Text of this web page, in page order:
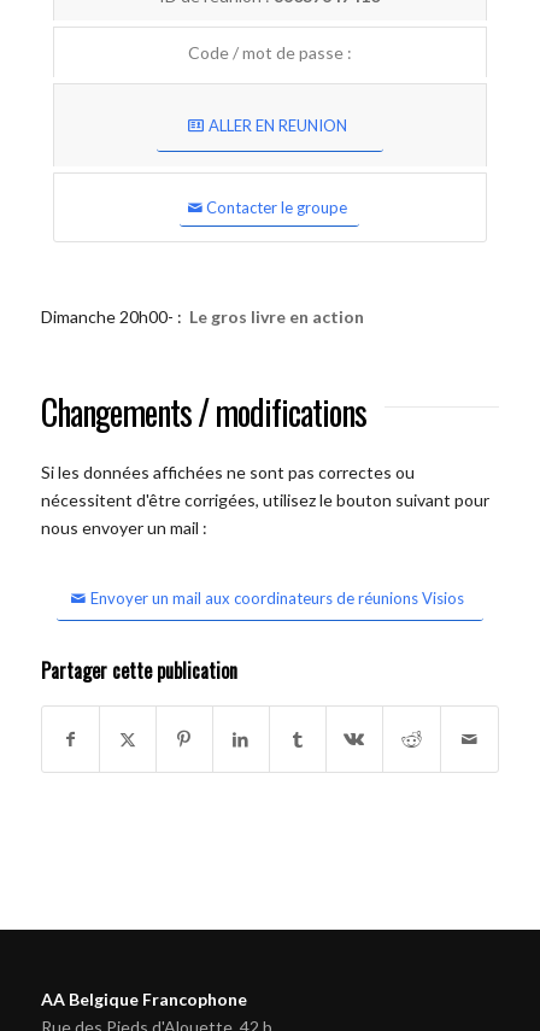
Code / mot de passe :
ALLER EN REUNION
Contacter le groupe
Dimanche 20h00- : Le gros livre en action
Changements / modifications
Si les données affichées ne sont pas correctes ou
nécessitent d'être corrigées, utilisez le bouton suivant pour
nous envoyer un mail :
Envoyer un mail aux coordinateurs de réunions Visios
Partager cette publication
AA Belgique Francophone
Rue des Pieds d'Alouette, 42 b